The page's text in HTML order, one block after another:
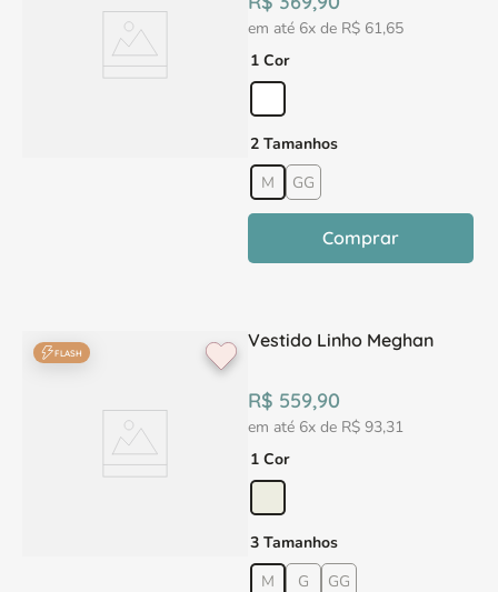
em até 6x de R$ 61,65
1 Cor
2 Tamanhos
M
GG
Comprar
FLASH
Vestido Linho Meghan
R$ 559,90
em até 6x de R$ 93,31
1 Cor
3 Tamanhos
M
G GG